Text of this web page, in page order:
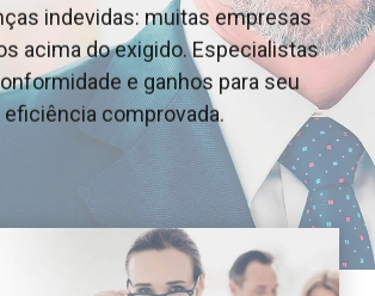
garantindo segurança
Oferecemos atendimento e
para você antecipar seu crédito
indevidas: muitas empresas
acima do exigido. Especialistas
e ganhos para seu
comprovada.
judiciais, garantindo segurança e
atendimento dedicado e
completa do seu precatório